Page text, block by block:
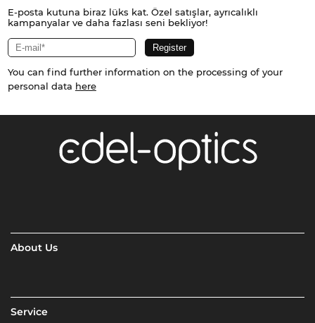
E-posta kutuna biraz lüks kat. Özel satışlar, ayrıcalıklı
kampanyalar ve daha fazlası seni bekliyor!
You can find further information on the processing of your
personal data here
About Us
Service